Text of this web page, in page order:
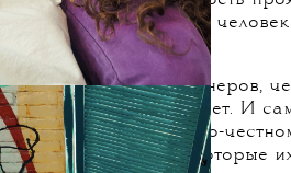
Часть детства Даши
словам, подход к дизайну
«Там люди живут с мебелью,
переходит от отца к сыну, от
истинный дизайн, а не